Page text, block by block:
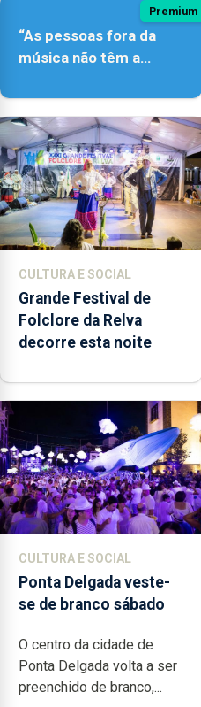
Premium
“As pessoas fora da
música não têm a
produzir uma música”
CULTURA E SOCIAL
Grande Festival de
Folclore da Relva
decorre esta noite
CULTURA E SOCIAL
Ponta Delgada veste-
se de branco sábado
O centro da cidade de
Ponta Delgada volta a ser
preenchido de branco,...